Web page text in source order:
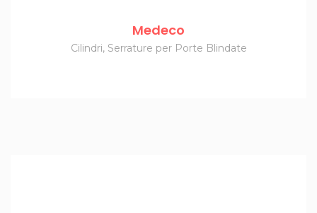
Medeco
Cilindri, Serrature per Porte Blindate